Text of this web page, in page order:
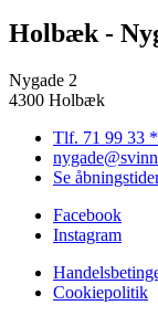
Holbæk -
Nygade 2
4300 Holbæk
Tlf. 71 99 33
Se
Facebook
Instagram
Cookiepolitik